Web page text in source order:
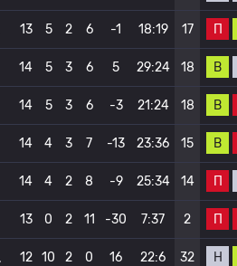
13 5 2 6 -1 18:19 17 П
14 5 3 6 5 29:24 18 В
14 5 3 6 -3 21:24 18 В
14 4 3 7 -13 23:36 15 В
14 4 2 8 -9 25:34 14 П
13 0 2 11 -30 7:37 2 П
12 10 2 0 16 22:6 32 Н